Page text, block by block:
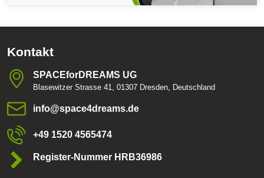
Kontakt
SPACEforDREAMS UG
Blasewitzer Strasse 41, 01307 Dresden, Deutschland
info​@space4dreams​.de
+49 1520 4565474
Register-Nummer HRB36986